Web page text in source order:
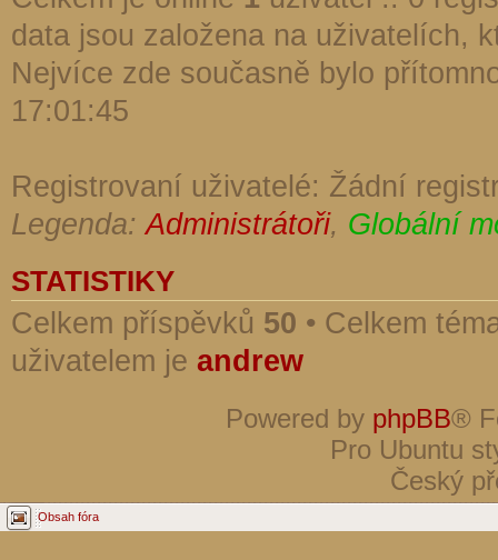
data jsou založena na uživatelích,
Nejvíce zde současně bylo
17:01:45
Registrovaní uživatelé: Žádní
Legenda:Administrátoři, Globální
STATISTIKY
Celkem příspěvků 50 • Celkem
uživatelem je andrew
Powered by phpBB®
Pro Ubuntu
Český
Obsah fóra